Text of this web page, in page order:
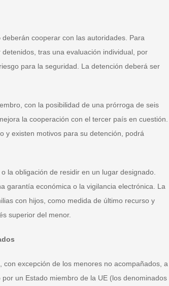
deberán cooperar con las autoridades. Para
tras una evaluación individual, por
para la seguridad. La detención deberá ser
con la posibilidad de una prórroga de seis
la cooperación con el tercer país en cuestión.
y existen motivos para su detención, podrá
la obligación de residir en un lugar designado.
garantía económica o la vigilancia electrónica. La
con hijos, como medida de último recurso y
superior del menor.
excepción de los menores no acompañados, a
un Estado miembro de la UE (los denominados